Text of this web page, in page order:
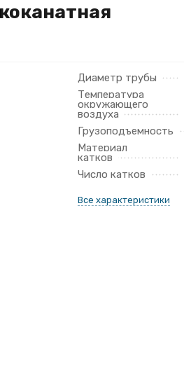
Диаметр трубы
Температура
окружающего
воздуха
Грузоподъемность
Материал
катков
Число катков
Все характеристики